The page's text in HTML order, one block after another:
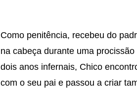
Como penitência, recebeu do
na cabeça durante uma
dois anos infernais, Chico
com o seu pai e passou a criar